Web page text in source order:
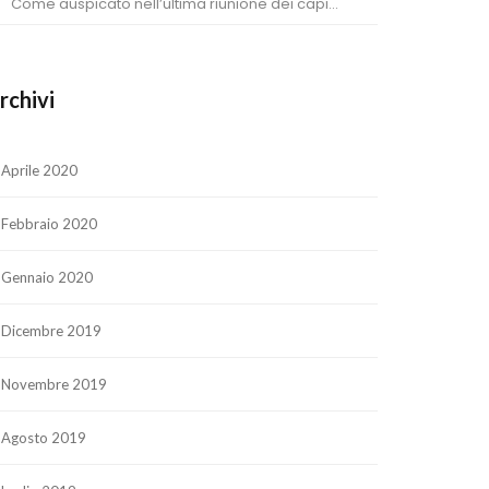
Come auspicato nell’ultima riunione dei capi...
Aprile 2020
Febbraio 2020
Gennaio 2020
Dicembre 2019
Novembre 2019
Agosto 2019